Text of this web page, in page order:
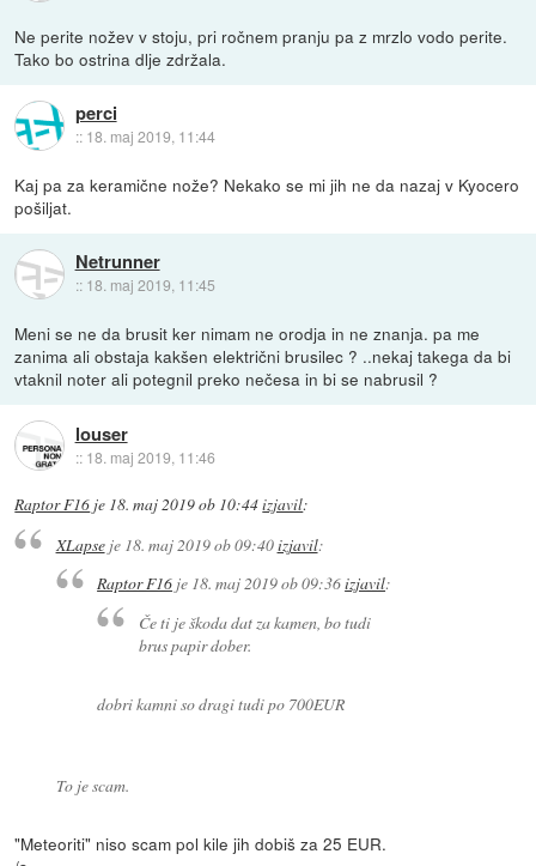
Ne perite nožev v stoju, pri ročnem pranju pa z mrzlo vodo perite.
Tako bo ostrina dlje zdržala.
perci
:: 18. maj 2019, 11:44
Kaj pa za keramične nože? Nekako se mi jih ne da nazaj v Kyocero
pošiljat.
Netrunner
:: 18. maj 2019, 11:45
Meni se ne da brusit ker nimam ne orodja in ne znanja. pa me
zanima ali obstaja kakšen električni brusilec ? ..nekaj takega da bi
vtaknil noter ali potegnil preko nečesa in bi se nabrusil ?
louser
:: 18. maj 2019, 11:46
Raptor F16 je 18. maj 2019 ob 10:44izjavil:
XLapseje 18. maj 2019 ob 09:40izjavil:
Raptor F16 je 18. maj 2019 ob 09:36izjavil:
Če ti je škoda dat za kamen, bo tudi
brus papir dober.
dobri kamni so dragi tudi po 700EUR
To je scam.
"Meteoriti" niso scam pol kile jih dobiš za 25 EUR.